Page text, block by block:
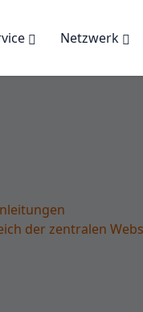
Netzwerk
der zentralen